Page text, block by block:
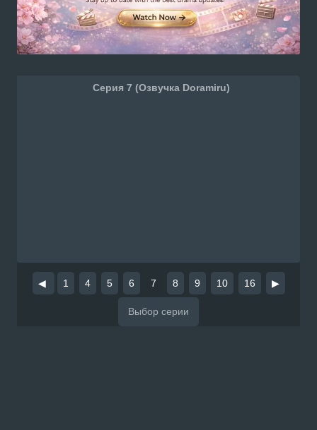
Серия 7 (Озвучка Doramiru)
◀ 1 4 5 6 7 8 9 10 16 ▶